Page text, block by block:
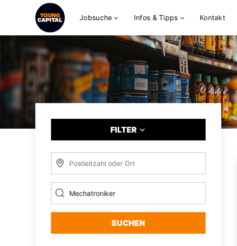
Jobsuche Infos & Tipps Kontakt
FILTER
SUCHEN